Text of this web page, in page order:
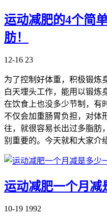
运动减肥的4个简
肪！
12-16 23
为了控制好体重，积极锻炼
白天埋头工作，能用以锻炼
在饮食上也没多少节制，有
不仅会加重肠胃负担，对体
往，就很容易长出过多脂肪
别重要的。今天就和大家介
运动减肥一个月减
10-19 1992